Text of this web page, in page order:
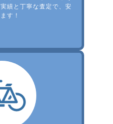
績と丁寧な査定で、安
す！